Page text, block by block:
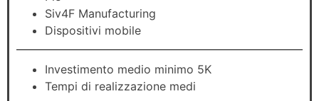
Siv4F Manufacturing
Dispositivi mobile
Investimento medio minimo 5K
Tempi di realizzazione medi